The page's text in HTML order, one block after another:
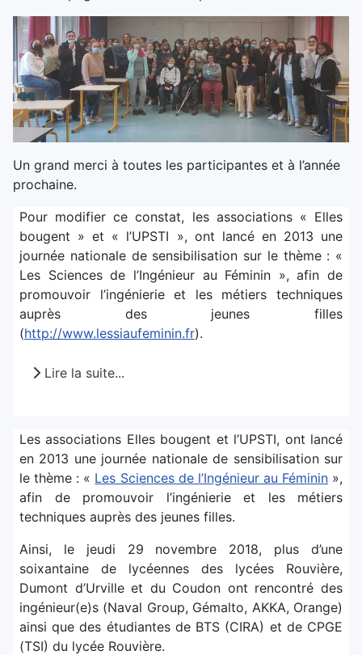
Un grand merci à toutes les participantes et à l’année
prochaine.
Pour modifier ce constat, les associations « Elles
bougent » et « l’UPSTI », ont lancé en 2013 une
journée nationale de sensibilisation sur le thème : «
Les Sciences de l’Ingénieur au Féminin », afin de
promouvoir l’ingénierie et les métiers techniques
auprès des jeunes filles
(http://www.lessiaufeminin.fr).
Lire la suite...
Les associations Elles bougent et l’UPSTI, ont lancé
en 2013 une journée nationale de sensibilisation sur
le thème : « Les Sciences de l’Ingénieur au Féminin»,
afin de promouvoir l’ingénierie et les métiers
techniques auprès des jeunes filles.
Ainsi, le jeudi 29 novembre 2018, plus d’une
soixantaine de lycéennes des lycées Rouvière,
Dumont d’Urville et du Coudon ont rencontré des
ingénieur(e)s (Naval Group, Gémalto, AKKA, Orange)
ainsi que des étudiantes de BTS (CIRA) et de CPGE
(TSI) du lycée Rouvière.